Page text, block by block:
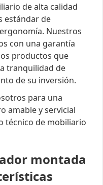
de alta calidad
estándar de
Nuestros
con una garantía
productos que
tranquilidad de
de su inversión.
para una
amable y servicial
técnico de mobiliario
montada